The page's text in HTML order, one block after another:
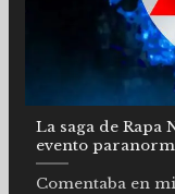
La saga de
evento
Comentaba en